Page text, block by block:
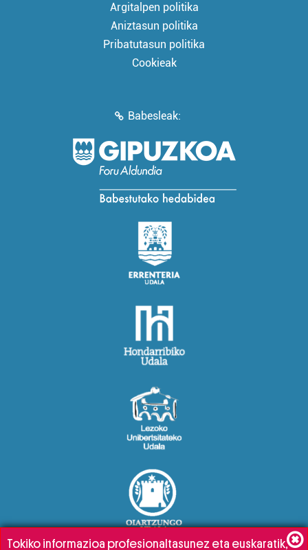
Argitalpen politika
Aniztasun politika
Pribatutasun politika
Cookieak
Babesleak:
Tokiko informazioa profesionaltasunez eta euskaratik,